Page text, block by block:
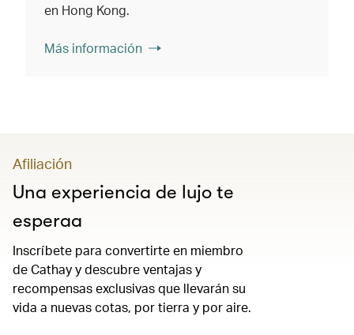
en Hong Kong.
Más información
Afiliación
Una experiencia de lujo te
esperaa
Inscríbete para convertirte en miembro
de Cathay y descubre ventajas y
recompensas exclusivas que llevarán su
vida a nuevas cotas, por tierra y por aire.